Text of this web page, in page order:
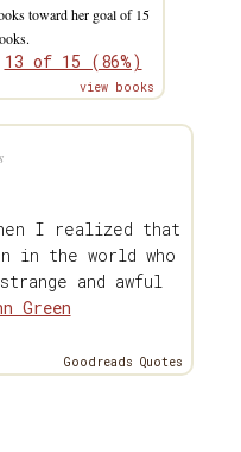
toward her goal of 15
13 of 15 (86%)
view books
I realized that
in the world who
and awful
Green
Goodreads Quotes